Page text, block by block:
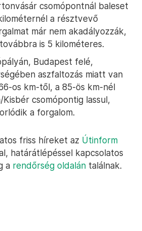
csomópontnál baleset
a résztvevő
már nem akadályozzák,
is 5 kilométeres.
Budapest felé,
aszfaltozás miatt van
os km-től, a 85-ös km-nél
Kisbér csomópontig lassul,
a forgalom.
friss híreket az Útinform
határátlépéssel kapcsolatos
a rendőrség oldalán találnak.